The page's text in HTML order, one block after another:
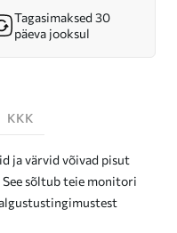
Tagasimaksed 30
päeva jooksul
KKK
ja värvid võivad pisut
sõltub teie monitori